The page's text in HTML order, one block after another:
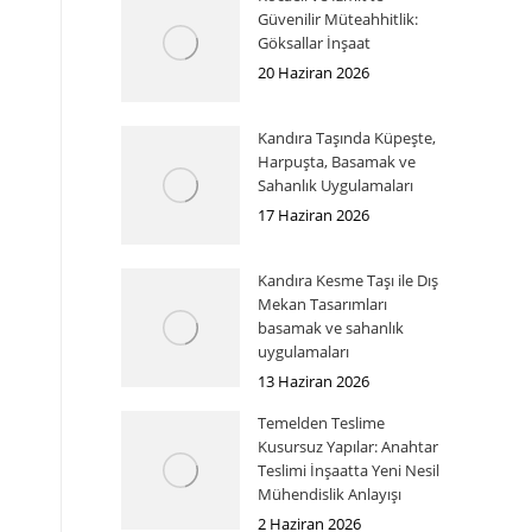
Güvenilir Müteahhitlik:
Göksallar İnşaat
20 Haziran 2026
Kandıra Taşında Küpeşte,
Harpuşta, Basamak ve
Sahanlık Uygulamaları
17 Haziran 2026
Kandıra Kesme Taşı ile Dış
Mekan Tasarımları
basamak ve sahanlık
uygulamaları
13 Haziran 2026
Temelden Teslime
Kusursuz Yapılar: Anahtar
Teslimi İnşaatta Yeni Nesil
Mühendislik Anlayışı
2 Haziran 2026